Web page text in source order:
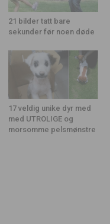
21 bilder tatt bare
sekunder før noen døde
17 veldig unike dyr med
med UTROLIGE og
morsomme pelsmønstre